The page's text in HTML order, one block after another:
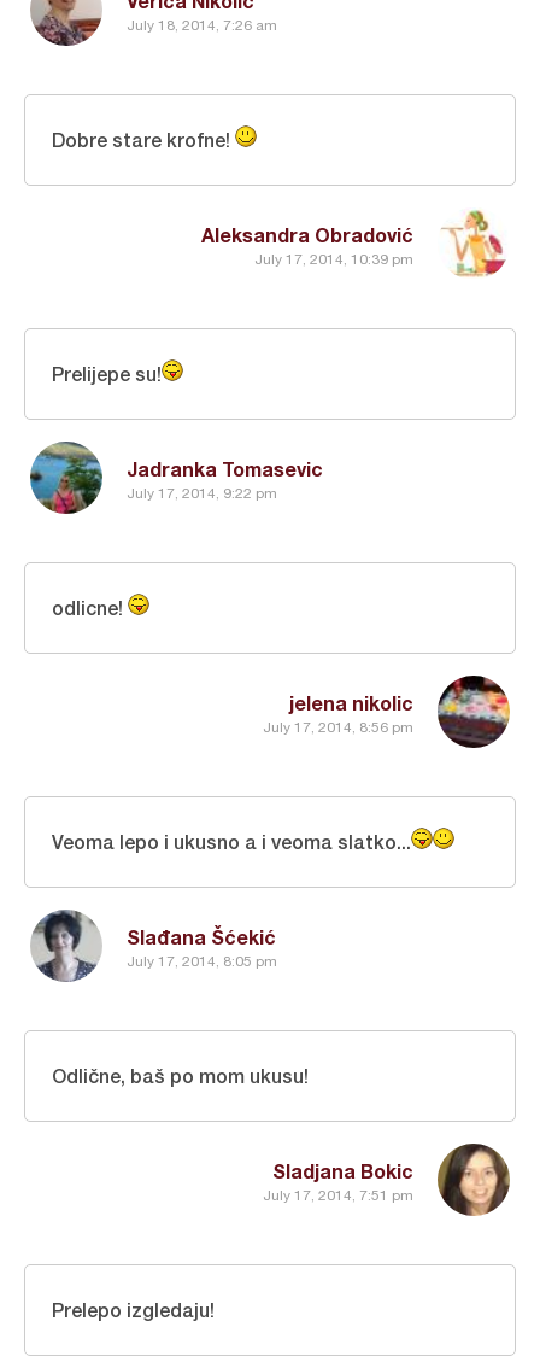
July 18, 2014, 7:26 am
Aleksandra Obradović
July 17, 2014, 10:39 pm
Dobre stare krofne!
Jadranka Tomasevic
July 17, 2014, 9:22 pm
Prelijepe su!
jelena nikolic
July 17, 2014, 8:56 pm
odlicne!
Slađana Šćekić
July 17, 2014, 8:05 pm
Veoma lepo i ukusno a i veoma slatko...
Sladjana Bokic
July 17, 2014, 7:51 pm
Odlične, baš po mom ukusu!
Prelepo izgledaju!